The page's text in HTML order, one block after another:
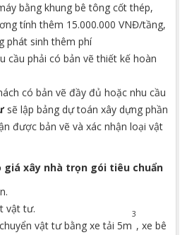
bằng khung bê tông cốt thép,
tính thêm 15.000.000 VNĐ/tầng,
phát sinh thêm phí
cầu phải có bản vẽ thiết kế hoàn
có bản vẽ đầy đủ hoặc nhu cầu
sẽ lập bảng dự toán xây dựng phần
được bản vẽ và xác nhận loại vật
giá xây nhà trọn gói tiêu chuẩn
vật tư.
vật tư bằng xe tải 5m
3
, xe bê